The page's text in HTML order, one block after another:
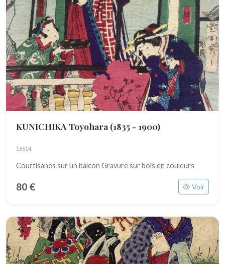
KUNICHIKA Toyohara (1835 - 1900)
16614
Courtisanes sur un balcon Gravure sur bois en couleurs
80 € Voir